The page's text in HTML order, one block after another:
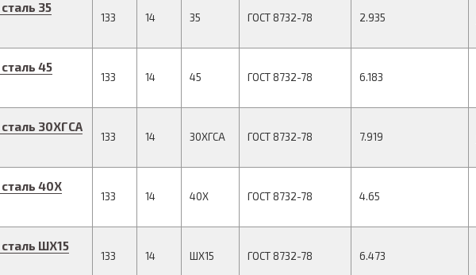
сталь 35
133 14 35 ГОСТ 8732-78 2.935
сталь 45
133 14 45 ГОСТ 8732-78 6.183
сталь 30ХГСА
133 14 30ХГСА ГОСТ 8732-78 7.919
сталь 40Х
133 14 40Х ГОСТ 8732-78 4.65
сталь ШХ15
133 14 ШХ15 ГОСТ 8732-78 6.473